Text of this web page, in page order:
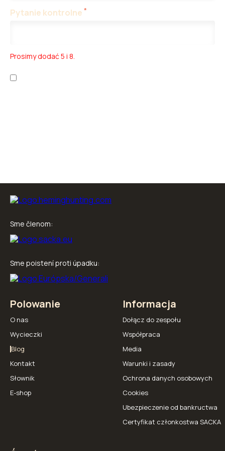
Pytanie kontrolne *
Prosimy dodać 5 i 8.
Sme členom:
Sme poistení proti úpadku:
Polowanie
O nas
Wycieczki
Blog
Kontakt
Słownik
E-shop
Informacja
Dołącz do zespołu
Współpraca
Media
Warunki i zasady
Ochrona danych osobowych
Cookies
Ubezpieczenie od bankructwa
Certyfikat członkostwa SACKA